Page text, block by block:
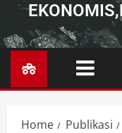
Home
Publikasi